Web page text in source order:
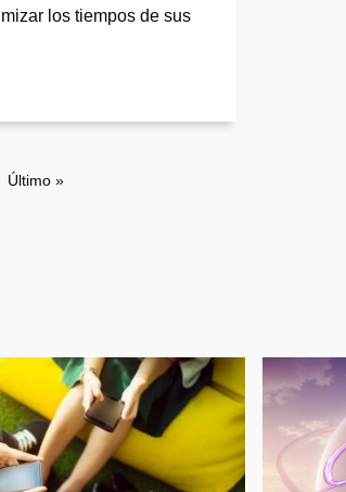
los tiempos de sus
Última página
Último »